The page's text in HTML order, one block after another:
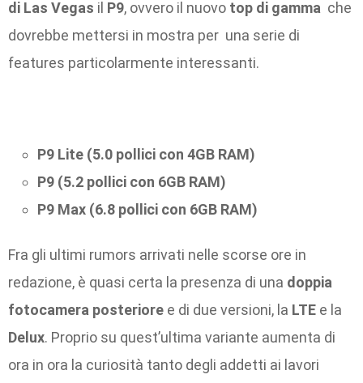
di Las Vegas il P9, ovvero il nuovo top di gamma che
dovrebbe mettersi in mostra per una serie di
features particolarmente interessanti.
P9 Lite (5.0 pollici con 4GB RAM)
P9 (5.2 pollici con 6GB RAM)
P9 Max (6.8 pollici con 6GB RAM)
Fra gli ultimi rumors arrivati nelle scorse ore in
redazione, è quasi certa la presenza di una doppia
fotocamera posteriore e di due versioni, la LTE e la
Delux. Proprio su quest’ultima variante aumenta di
ora in ora la curiosità tanto degli addetti ai lavori